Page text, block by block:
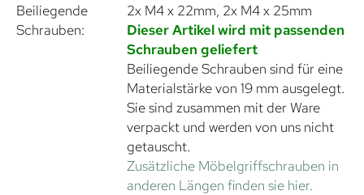
Beiliegende
Schrauben:
2x M4 x 22mm, 2x M4 x 25mm
Dieser Artikel wird mit passenden
Schrauben geliefert
Beiliegende Schrauben sind für eine
Materialstärke von 19 mm ausgelegt.
Sie sind zusammen mit der Ware
verpackt und werden von uns nicht
getauscht.
Zusätzliche Möbelgriffschrauben in
anderen Längen finden sie hier.